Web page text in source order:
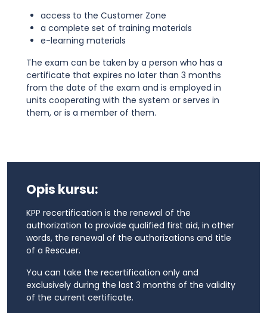
access to the Customer Zone
a complete set of training materials
e-learning materials
The exam can be taken by a person who has a
certificate that expires no later than 3 months
from the date of the exam and is employed in
units cooperating with the system or serves in
them, or is a member of them.
Opis kursu:
KPP recertification is the renewal of the
authorization to provide qualified first aid, in other
words, the renewal of the authorizations and title
of a Rescuer.
You can take the recertification only and
exclusively during the last 3 months of the validity
of the current certificate.